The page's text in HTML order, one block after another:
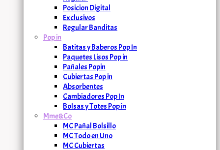
Posicion Digital
Exclusivos
Regular Banditas
Pop in
Batitas y Baberos Pop In
Paquetes Lisos Pop in
Pañales Popin
Cubiertas Pop in
Absorbentes
Cambiadores Pop In
Bolsas y Totes Pop in
Mme&Co
MC Pañal Bolsillo
MC Todo en Uno
MC Cubiertas